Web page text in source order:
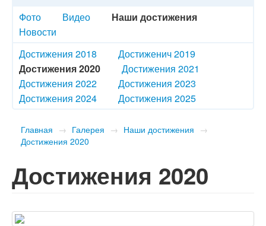
Фото
Видео
Наши достижения
Новости
Достижения 2018
Достиженич 2019
Достижения 2020
Достижения 2021
Достижения 2022
Достижения 2023
Достижения 2024
Достижения 2025
Главная → Галерея → Наши достижения →
Достижения 2020
Достижения 2020